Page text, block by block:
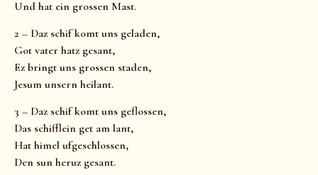
Und hat ein grossen Mast.
2 – Daz schif komt uns geladen,
Got vater hatz gesant,
Ez bringt uns grossen staden,
Jesum unsern heilant.
3 – Daz schif komt uns geflossen,
Das schifflein get am lant,
Hat himel ufgeschlossen,
Den sun heruz gesant.